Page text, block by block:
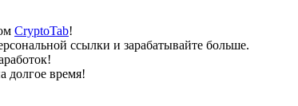
CryptoTab!
ссылки и зарабатывайте больше.
долгое время!